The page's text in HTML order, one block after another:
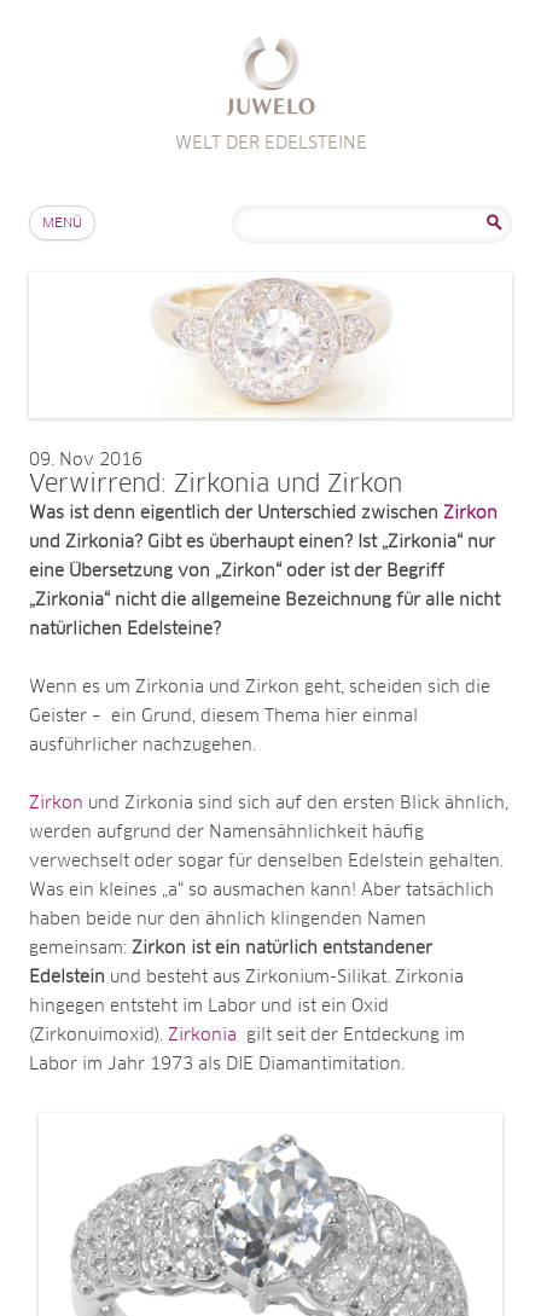
WELT DER EDELSTEINE
MENÜ
09 Nov 2016
Verwirrend: Zirkonia und Zirkon
Was ist denn eigentlich der Unterschied zwischen Zirkon
und Zirkonia? Gibt es überhaupt einen? Ist „Zirkonia“ nur
eine Übersetzung von „Zirkon“ oder ist der Begriff
„Zirkonia“ nicht die allgemeine Bezeichnung für alle nicht
natürlichen Edelsteine?
Wenn es um Zirkonia und Zirkon geht, scheiden sich die
Geister – ein Grund, diesem Thema hier einmal
ausführlicher nachzugehen.
Zirkon und Zirkonia sind sich auf den ersten Blick ähnlich,
werden aufgrund der Namensähnlichkeit häufig
verwechselt oder sogar für denselben Edelstein gehalten.
Was ein kleines „a“ so ausmachen kann! Aber tatsächlich
haben beide nur den ähnlich klingenden Namen
gemeinsam: Zirkon ist ein natürlich entstandener
Edelstein und besteht aus Zirkonium-Silikat. Zirkonia
hingegen entsteht im Labor und ist ein Oxid
(Zirkonuimoxid). Zirkonia gilt seit der Entdeckung im
Labor im Jahr 1973 als DIE Diamantimitation.